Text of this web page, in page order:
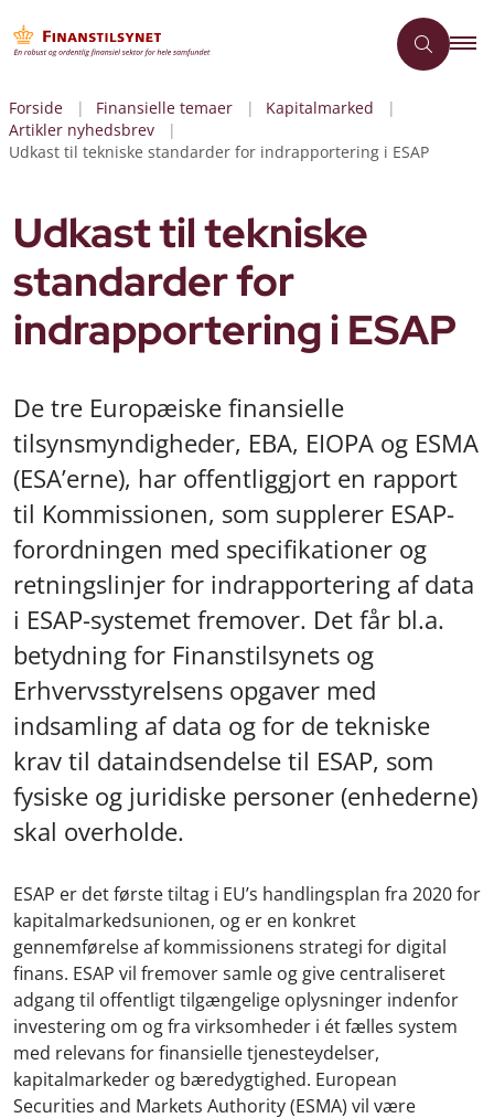
Forside Finansielle temaer
Kapitalmarked
Artikler nyhedsbrev
Udkast til tekniske standarder for indrapportering i ESAP
Udkast til tekniske
standarder for
indrapportering i ESAP
De tre Europæiske finansielle
tilsynsmyndigheder, EBA, EIOPA og ESMA
(ESA’erne), har offentliggjort en rapport
til Kommissionen, som supplerer ESAP-
forordningen med specifikationer og
retningslinjer for indrapportering af data
i ESAP-systemet fremover. Det får bl.a.
betydning for Finanstilsynets og
Erhvervsstyrelsens opgaver med
indsamling af data og for de tekniske
krav til dataindsendelse til ESAP, som
fysiske og juridiske personer (enhederne)
skal overholde.
ESAP er det første tiltag i EU’s handlingsplan fra 2020 for
kapitalmarkedsunionen, og er en konkret
gennemførelse af kommissionens strategi for digital
finans. ESAP vil fremover samle og give centraliseret
adgang til offentligt tilgængelige oplysninger indenfor
investering om og fra virksomheder i ét fælles system
med relevans for finansielle tjenesteydelser,
kapitalmarkeder og bæredygtighed. European
Securities and Markets Authority (ESMA) vil være